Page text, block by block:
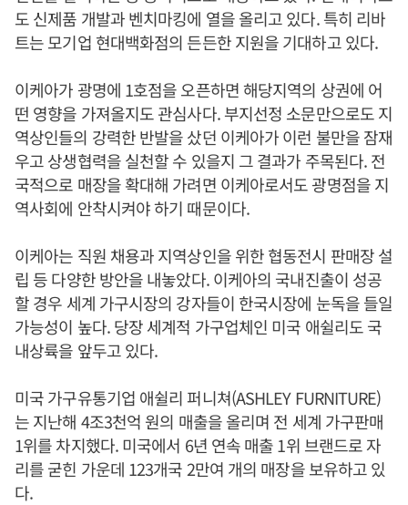
도 신제품 개발과 벤치마킹에 열을 올리고 있다. 특히 리바
트는 모기업 현대백화점의 든든한 지원을 기대하고 있다.
이케아가 광명에 1호점을 오픈하면 해당지역의 상권에 어
떤 영향을 가져올지도 관심사다. 부지선정 소문만으로도 지
역상인들의 강력한 반발을 샀던 이케아가 이런 불만을 잠재
우고 상생협력을 실천할 수 있을지 그 결과가 주목된다. 전
국적으로 매장을 확대해 가려면 이케아로서도 광명점을 지
역사회에 안착시켜야 하기 때문이다.
이케아는 직원 채용과 지역상인을 위한 협동전시 판매장 설
립 등 다양한 방안을 내놓았다. 이케아의 국내진출이 성공
할 경우 세계 가구시장의 강자들이 한국시장에 눈독을 들일
가능성이 높다. 당장 세계적 가구업체인 미국 애쉴리도 국
내상륙을 앞두고 있다.
미국 가구유통기업 애쉴리 퍼니쳐(ASHLEY FURNITURE)
는 지난해 4조3천억 원의 매출을 올리며 전 세계 가구판매
1위를 차지했다. 미국에서 6년 연속 매출 1위 브랜드로 자
리를 굳힌 가운데 123개국 2만여 개의 매장을 보유하고 있
다.